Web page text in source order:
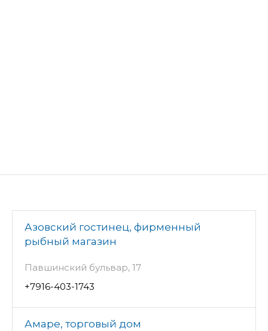
Азовский гостинец, фирменный
рыбный магазин
Павшинский бульвар, 17
+7916-403-1743
Амаре, торговый дом